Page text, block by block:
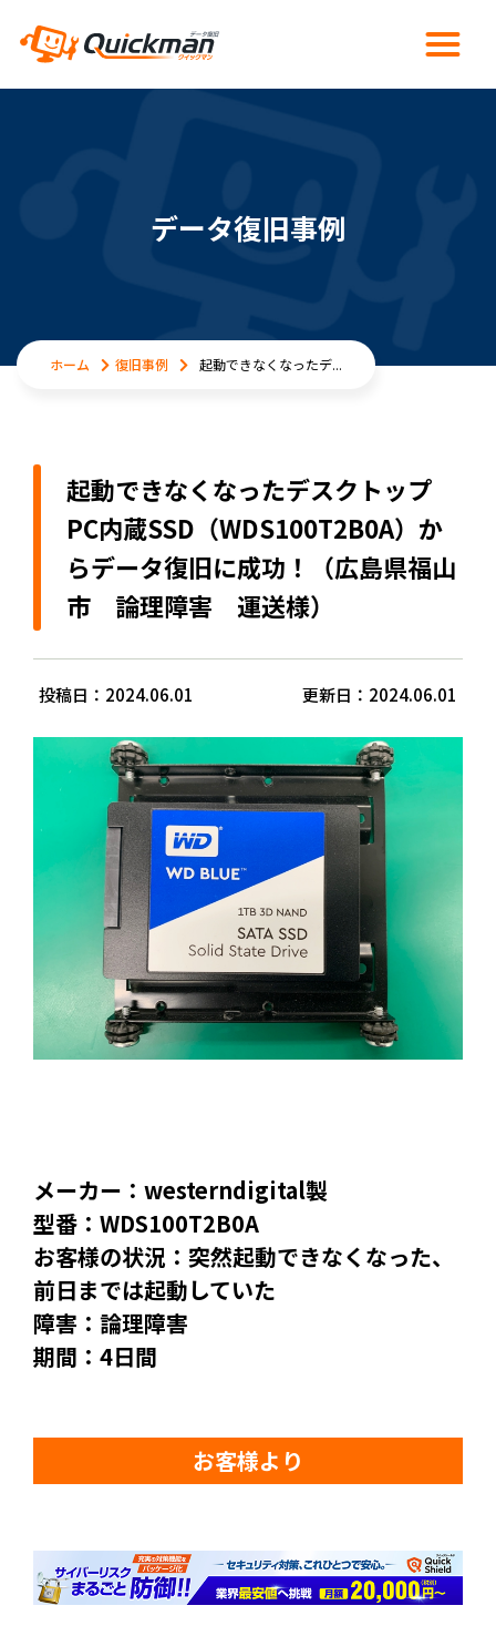
データ復旧事例
ホーム 復旧事例 起動できなくなったデ...
起動できなくなったデスクトップ
PC内蔵SSD（WDS100T2B0A）か
らデータ復旧に成功！（広島県福山
市 論理障害 運送様）
投稿日：2024.06.01 更新日：2024.06.01
メーカー：westerndigital製
型番：WDS100T2B0A
お客様の状況：突然起動できなくなった、
前日までは起動していた
障害：論理障害
期間：4日間
お客様より